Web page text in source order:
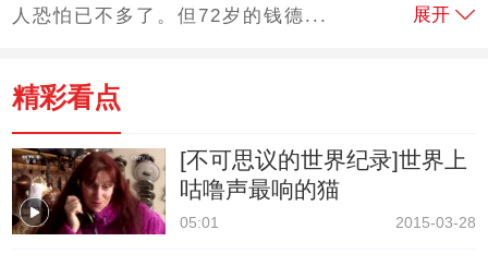
人恐怕已不多了。但72岁的钱德...
展开
精彩看点
[不可思议的世界纪录]世界上
咕噜声最响的猫
05:01 2015-03-28